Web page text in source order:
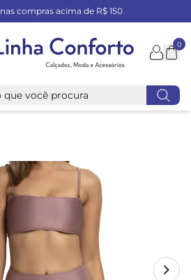
nas compras acima de R$ 150
0